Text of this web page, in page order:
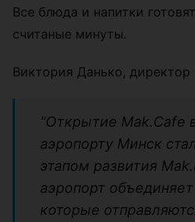
Все блюда и напитки
считаные минуты.
Виктория Данько, директор
“Открытие Mak.Cafe
аэропорту Минск
этапом развития
аэропорт
которые